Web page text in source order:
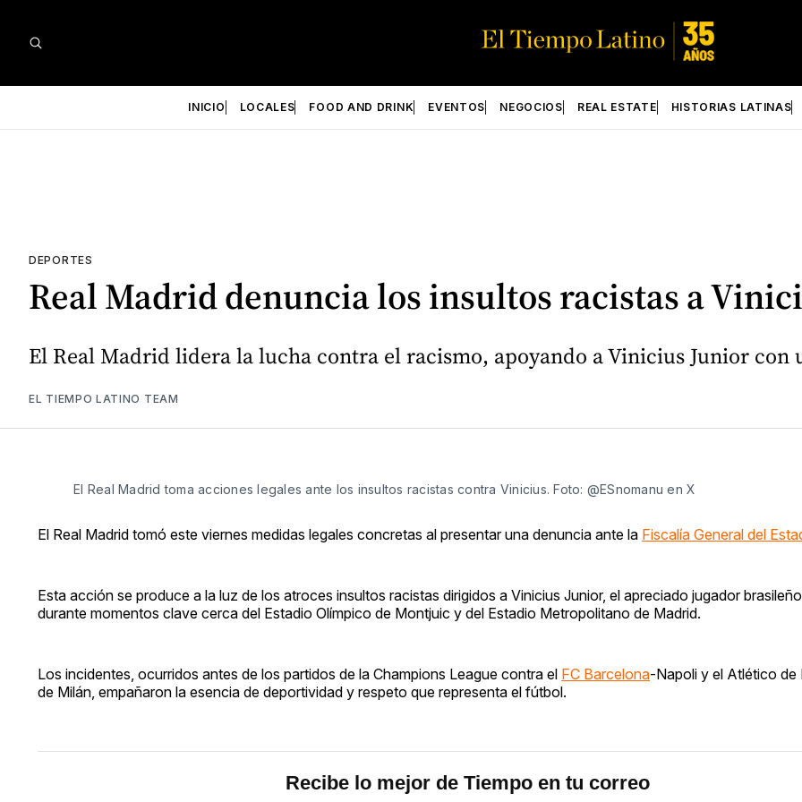
INICIO LOCALES FOOD AND DRINK EVENTOS NEGOCIOS REAL ESTATE HISTORIAS LATINAS
DEPORTES
Real Madrid denuncia los insultos racistas a
El Real Madrid lidera la lucha contra el racismo, apoyando a Vinicius Junior con
EL TIEMPO LATINO TEAM
El Real Madrid toma acciones legales ante los insultos racistas contra Vinicius. Foto: @ESnomanu en X
El Real Madrid tomó este viernes medidas legales concretas al presentar una denuncia ante la Fiscalía General del
Esta acción se produce a la luz de los atroces insultos racistas dirigidos a Vinicius Junior, el apreciado jugador brasileño
durante momentos clave cerca del Estadio Olímpico de Montjuic y del Estadio Metropolitano de Madrid.
Los incidentes, ocurridos antes de los partidos de la Champions League contra el FC Barcelona-Napoli y el Atlético de
de Milán, empañaron la esencia de deportividad y respeto que representa el fútbol.
Recibe lo mejor de Tiempo en tu correo